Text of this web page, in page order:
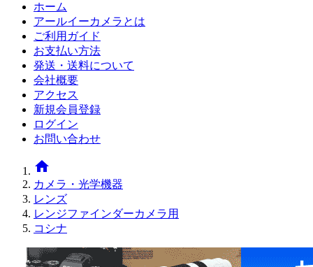
ホーム
アールイーカメラとは
ご利用ガイド
お支払い方法
発送・送料について
会社概要
アクセス
新規会員登録
ログイン
お問い合わせ
home
カメラ・光学機器
レンズ
レンジファインダーカメラ用
コシナ